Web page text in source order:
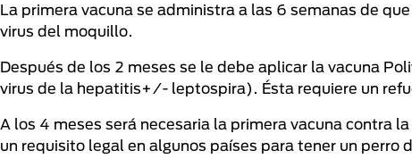
La primera vacuna se administra a las 6 semanas de
virus del moquillo.
Después de los 2 meses se le debe aplicar la vacuna
virus de la hepatitis+/- leptospira). Ésta requiere un
A los 4 meses será necesaria la primera vacuna contra
un requisito legal en algunos países para tener un perro